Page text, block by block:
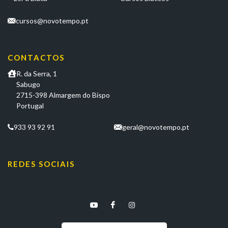
cursos@novotempo.pt
CONTACTOS
R. da Serra, 1
Sabugo
2715-398 Almargem do Bispo
Portugal
933 93 92 91 geral@novotempo.pt
REDES SOCIAIS